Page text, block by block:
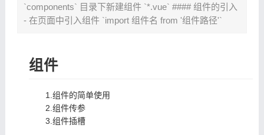
`components` 目录下新建组件 `*.vue` #### 组件的引入
- 在页面中引入组件 `import 组件名 from '组件路径'`
组件
1.组件的简单使用
2.组件传参
3.组件插槽